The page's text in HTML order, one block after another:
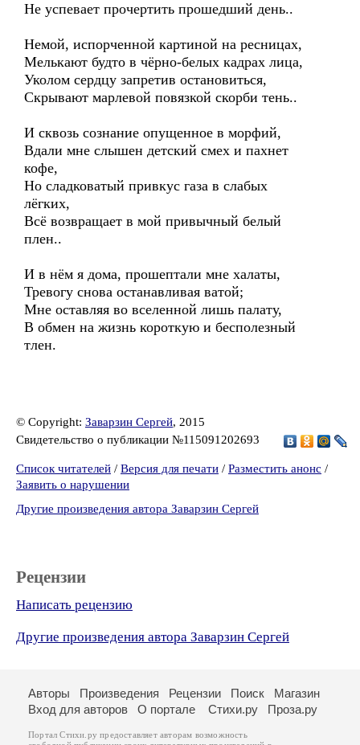
Не успевает прочертить прошедший день..
Немой, испорченной картиной на ресницах,
Мелькают будто в чёрно-белых кадрах лица,
Уколом сердцу запретив остановиться,
Скрывают марлевой повязкой скорби тень..
И сквозь сознание опущенное в морфий,
Вдали мне слышен детский смех и пахнет
кофе,
Но сладковатый привкус газа в слабых
лёгких,
Всё возвращает в мой привычный белый
плен..
И в нём я дома, прошептали мне халаты,
Тревогу снова останавливая ватой;
Мне оставляя во вселенной лишь палату,
В обмен на жизнь короткую и бесполезный
тлен.
© Copyright: Заварзин Сергей, 2015
Свидетельство о публикации №115091202693
Список читателей / Версия для печати / Разместить анонс /
Заявить о нарушении
Другие произведения автора Заварзин Сергей
Рецензии
Написать рецензию
Другие произведения автора Заварзин Сергей
Авторы Произведения Рецензии Поиск
Магазин
Вход для авторов
О портале Стихи.ру Проза.ру
Портал Стихи.ру предоставляет авторам возможность